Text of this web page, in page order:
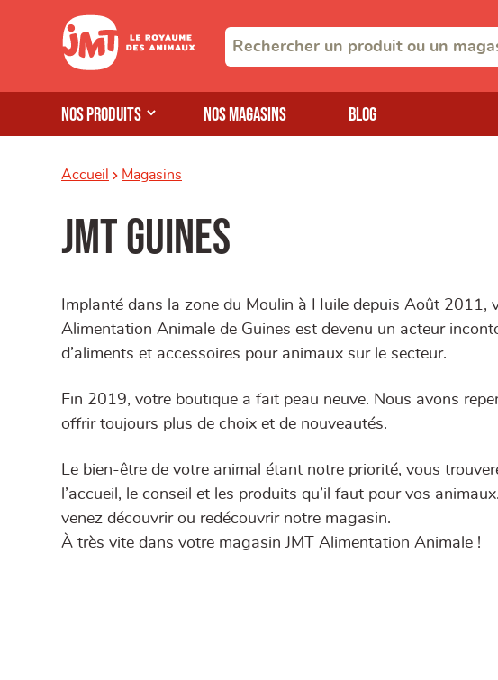
Nos produits Nos magasins Blog
Accueil Magasins
JMT Guines
Implanté dans la zone du Moulin à Huile depuis Août 2011,
Alimentation Animale de Guines est devenu un acteur
d’aliments et accessoires pour animaux sur le secteur.
Fin 2019, votre boutique a fait peau neuve. Nous avons
offrir toujours plus de choix et de nouveautés.
Le bien-être de votre animal étant notre priorité, vous
l’accueil, le conseil et les produits qu’il faut pour vos
venez découvrir ou redécouvrir notre magasin.
À très vite dans votre magasin JMT Alimentation Animale !